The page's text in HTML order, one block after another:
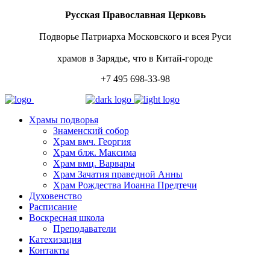
Русская Православная Церковь
Подворье Патриарха Московского и всея Руси
храмов в Зарядье, что в Китай-городе
+7 495 698-33-98
Храмы подворья
Знаменский собор
Храм вмч. Георгия
Храм блж. Максима
Храм вмц. Варвары
Храм Зачатия праведной Анны
Храм Рождества Иоанна Предтечи
Духовенство
Расписание
Воскресная школа
Преподаватели
Катехизация
Контакты